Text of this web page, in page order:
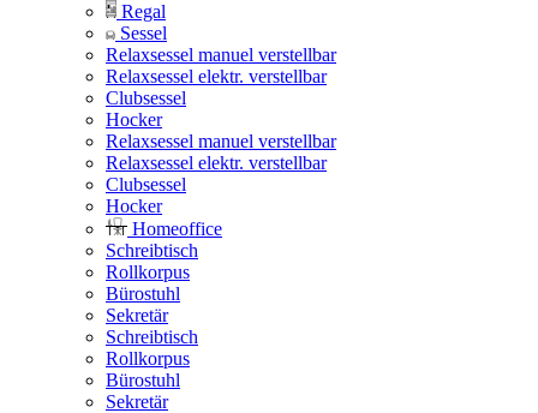
Regal
Sessel
Relaxsessel manuel verstellbar
Relaxsessel elektr. verstellbar
Clubsessel
Hocker
Relaxsessel manuel verstellbar
Relaxsessel elektr. verstellbar
Clubsessel
Hocker
Homeoffice
Schreibtisch
Rollkorpus
Bürostuhl
Sekretär
Schreibtisch
Rollkorpus
Bürostuhl
Sekretär